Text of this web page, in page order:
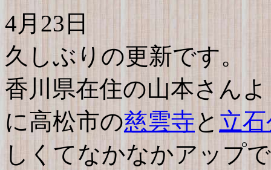
4月23日
久しぶりの更新です。
香川県在住の山本さん
に高松市の慈雲寺と 立
しくてなかなかアップ